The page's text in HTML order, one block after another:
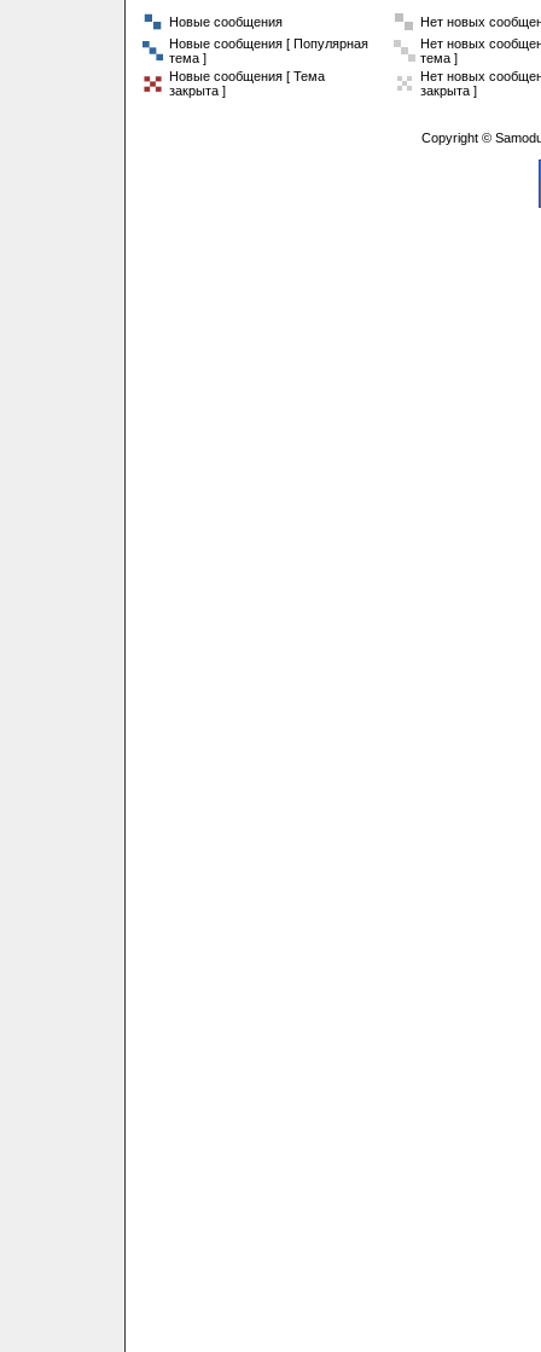
Новые сообщения
Нет новых
Новые сообщения [ Популярная
тема ]
Нет новых
тема ]
Новые сообщения [ Тема
закрыта ]
Нет новых
закрыта ]
Copyright ©